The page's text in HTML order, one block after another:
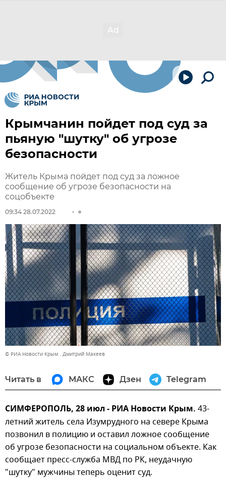
Крымчанин пойдет под суд за
пьяную "шутку" об угрозе
безопасности
Житель Крыма пойдет под суд за ложное
сообщение об угрозе безопасности на
соцобъекте
09:34 28.07.2022
© РИА Новости Крым . Дмитрий Макеев
Читать в МАКС Дзен Telegram
СИМФЕРОПОЛЬ, 28 июл - РИА Новости Крым. 43-
летний житель села Изумрудного на севере Крыма
позвонил в полицию и оставил ложное сообщение
об угрозе безопасности на социальном объекте. Как
сообщает пресс-служба МВД по РК, неудачную
"шутку" мужчины теперь оценит суд.